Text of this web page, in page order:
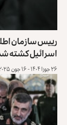
رییس سازمان
اسرائیل کشته
۲۶ جوزا ۱۴۰۴ - ۱۶ جون ۲۰۲۵